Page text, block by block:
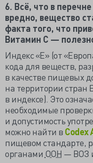
6. Всё, что в
вредно, вещество
факта того, что
Витамин C —
Индекс «Е» (от
кода для веществ,
в качестве пищевых
на территории стран
в индексе). Это
необходимые
и допустимость
можно найти в Codex
пищевом стандарте,
органами ООН — ВОЗ